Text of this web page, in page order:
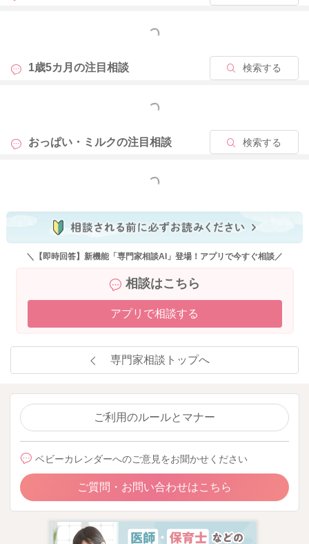
もっと見る
1歳5カ月の注目相談 検索する
もっと見る
おっぱい・ミルクの注目相談 検索する
もっと見る
＼【即時回答】新機能「専門家相談AI」登場！アプリで今すぐ相談／
相談はこちら
アプリで相談する
専門家相談トップへ
ご利用のルールとマナー
ベビーカレンダーへのご意見をお聞かせください
ご質問・お問い合わせはこちら